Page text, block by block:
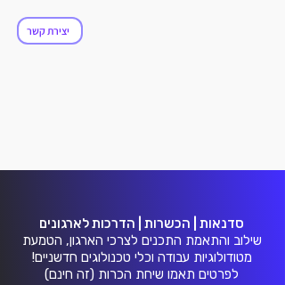
יצירת קשר
סדנאות | הכשרות | הדרכות לארגונים
שילוב והתאמת התכנים לצרכי הארגון, הטמעת
מטודולוגיות עבודה וכלי טכנולוגים חדשניים!
לפרטים תאמו שיחת הכרות (זה חינם)